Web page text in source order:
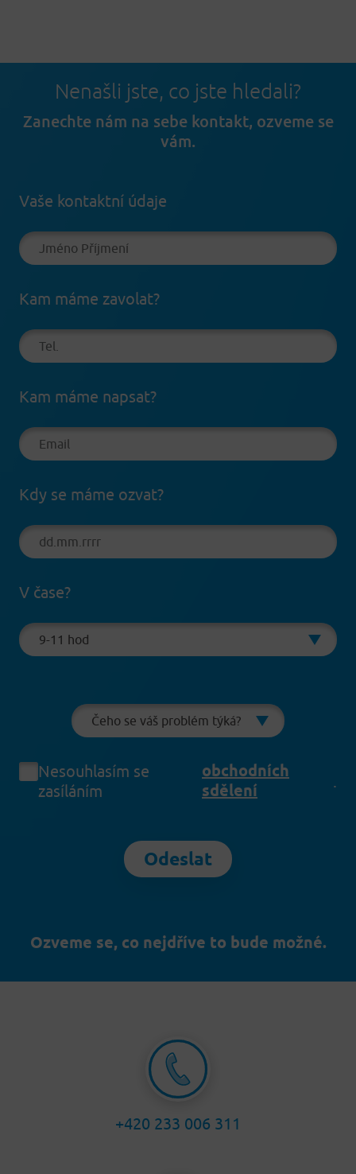
Nenašli jste, co jste hledali?
Zanechte nám na sebe kontakt, ozveme se
vám.
Vaše kontaktní údaje
Kam máme zavolat?
Kam máme napsat?
Kdy se máme ozvat?
V čase?
Nesouhlasím se
zasíláním
obchodních
sdělení
Odeslat
Ozveme se, co nejdříve to bude možné.
+420 233 006 311